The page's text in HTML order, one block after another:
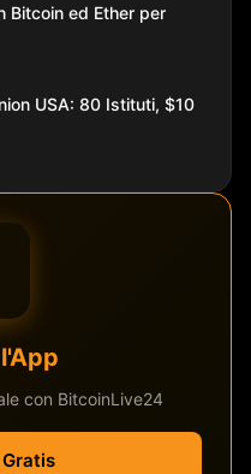
Bitcoin ed Ether per
USA: 80 Istituti, $10
con BitcoinLive24